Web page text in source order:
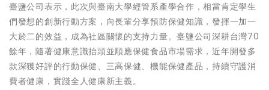
臺鹽公司表示，此次與臺南大學經管系產學合作，相當肯定學生
們發想的創新行動方案，向長輩分享預防保健知識，發揮一加一
大於二的效益，成為社區關懷的支持力量。臺鹽公司深耕台灣70
餘年，隨著健康意識抬頭並順應保健食品市場需求，近年開發多
款深獲好評的行動保健、三高保健、機能保健產品，持續守護消
費者健康，實踐全人健康新主義。